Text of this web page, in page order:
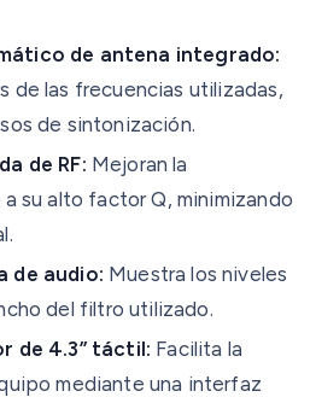
de antena integrado:
de las frecuencias utilizadas,
de sintonización.
de RF: Mejoran la
su alto factor Q, minimizando
de audio: Muestra los niveles
del filtro utilizado.
de 4.3” táctil: Facilita la
mediante una interfaz